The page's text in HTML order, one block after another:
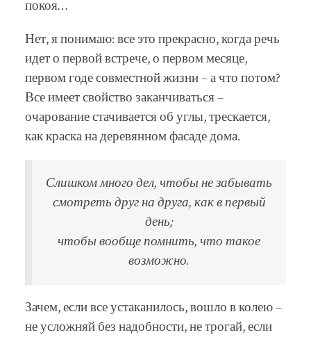
покоя…
Нет, я понимаю: все это прекрасно, когда речь
идет о первой встрече, о первом месяце,
первом годе совместной жизни – а что потом?
Все имеет свойство заканчиваться –
очарование стачивается об углы, трескается,
как краска на деревянном фасаде дома.
Слишком много дел, чтобы не забывать
смотреть друг на друга, как в первый
день;
чтобы вообще помнить, что такое
возможно.
Зачем, если все устаканилось, вошло в колею –
не усложняй без надобности, не трогай, если